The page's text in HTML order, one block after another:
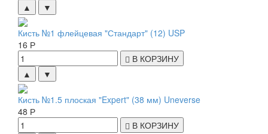
▲
▼
Кисть №1 флейцевая "Стандарт" (12) USP
16 Р
В КОРЗИНУ
▲
▼
Кисть №1.5 плоская "Expert" (38 мм) Uneverse
48 Р
В КОРЗИНУ